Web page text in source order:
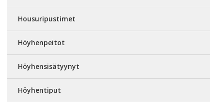
Housuripustimet
Höyhenpeitot
Höyhensisätyynyt
Höyhentiput